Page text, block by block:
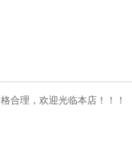
合理，欢迎光临本店！！！